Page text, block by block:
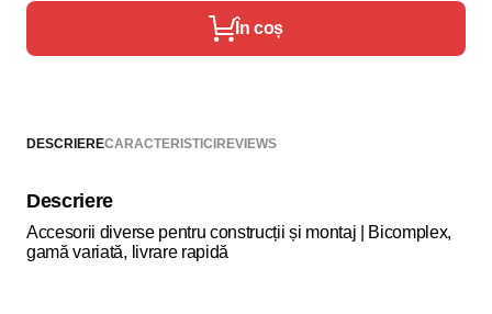
În coș
DESCRIERECARACTERISTICIREVIEWS
Descriere
Accesorii diverse pentru construcții și montaj | Bicomplex,
gamă variată, livrare rapidă